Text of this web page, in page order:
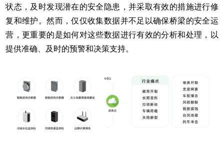
状态，及时发现潜在的安全隐患，并采取有效的措施进行修
复和维护。然而，仅仅收集数据并不足以确保桥梁的安全运
营，更重要的是如何对这些数据进行有效的分析和处理，以
提供准确、及时的预警和决策支持。